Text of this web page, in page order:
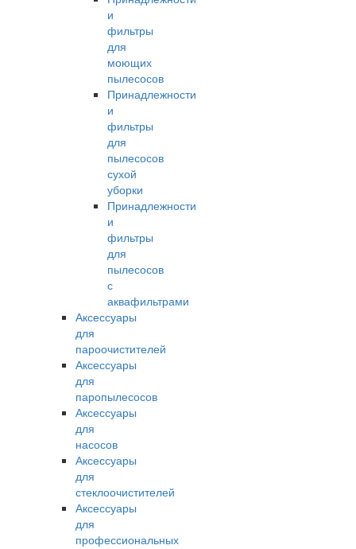
и
фильтры
для
моющих
пылесосов
Принадлежности
и
фильтры
для
пылесосов
сухой
уборки
Принадлежности
и
фильтры
для
пылесосов
с
аквафильтрами
Аксессуары
для
пароочистителей
Аксессуары
для
паропылесосов
Аксессуары
для
насосов
Аксессуары
для
стеклоочистителей
Аксессуары
для
профессиональных